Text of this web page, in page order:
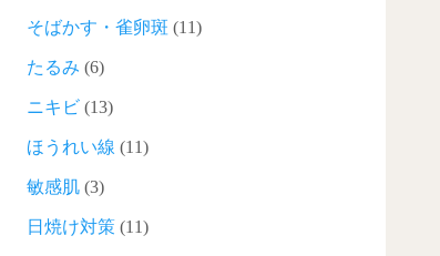
そばかす・雀卵斑 (11)
たるみ (6)
ニキビ (13)
ほうれい線 (11)
敏感肌 (3)
日焼け対策 (11)